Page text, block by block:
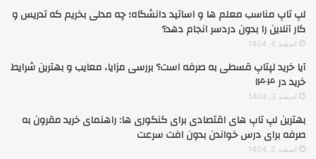
لپ تاپ مناسب معلم ها و اساتید دانشگاه؛ چه مدلی بخریم که تدریس و
کار آنلاین را بدون دردسر انجام دهد؟
اسفند 4, 1404
آیا خرید لپتاپ قسطی به صرفه است؟ بررسی مزایا، معایب و بهترین شرایط
خرید در ۱۴۰۴
اسفند 3, 1404
بهترین لپ تاپ های اقتصادی برای کنکوری ها: راهنمای خرید مقرون به
صرفه برای درس خواندن بدون افت سرعت
اسفند 2, 1404